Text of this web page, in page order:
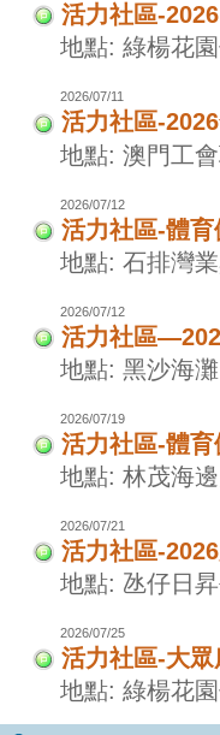
活力社區-
地點: 綠楊花
2026/07/11
活力社區-
地點: 澳門工
2026/07/12
活力社區-體
地點: 石排灣
2026/07/12
活力社區
地點: 黑沙海灘
2026/07/19
活力社區-體
地點: 林茂海
2026/07/21
活力社區-
地點: 氹仔日
2026/07/25
活力社區-大眾
地點: 綠楊花